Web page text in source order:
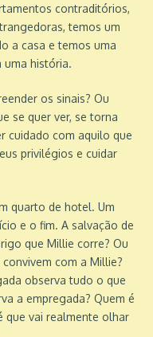
contraditórios,
temos um
a casa e temos uma
uma história.
os sinais? Ou
se quer ver, se torna
cuidado com aquilo que
privilégios e cuidar
quarto de hotel. Um
e o fim. A salvação de
que Millie corre? Ou
com a Millie?
observa tudo o que
a empregada? Quem é
que vai realmente olhar